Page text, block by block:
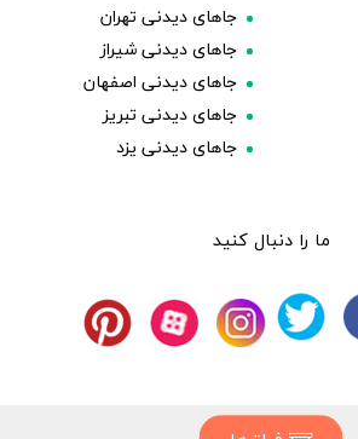
جاهای دیدنی تهران
جاهای دیدنی شیراز
جاهای دیدنی اصفهان
جاهای دیدنی تبریز
جاهای دیدنی یزد
ما را دنبال کنید